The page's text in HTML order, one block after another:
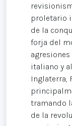
proletario
de la
forja del
italiano y
Inglaterra,
tramando
de la